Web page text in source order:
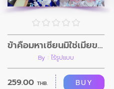
ข้าคือมหาเซียนมิใช่เมียของพวกเจ้า
By : ไร้รูปแบบ
259.00 THB. BUY